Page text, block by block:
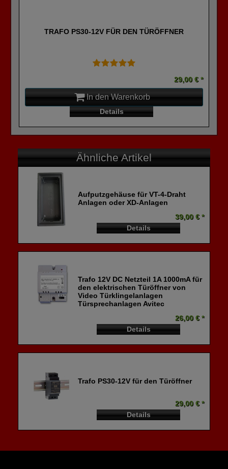
TRAFO PS30-12V FÜR DEN TÜRÖFFNER
29,00 € *
In den Warenkorb
Details
Ähnliche Artikel
Aufputzgehäuse für VT-4-Draht
Anlagen oder XD-Anlagen
39,00 € *
Details
Trafo 12V DC Netzteil 1A 1000mA für
den elektrischen Türöffner von
Video Türklingelanlagen
Türsprechanlagen Avitec
26,00 € *
Details
Trafo PS30-12V für den Türöffner
29,00 € *
Details